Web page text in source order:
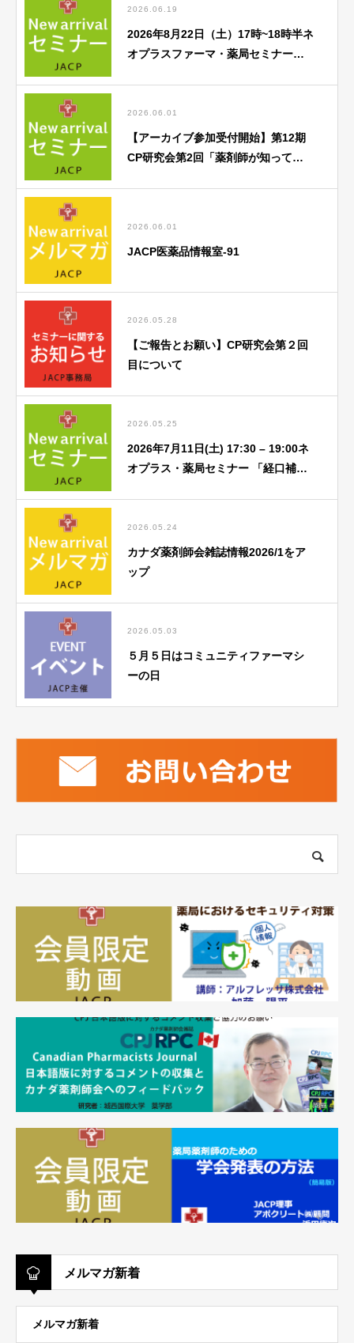
2026.06.19
2026年8月22日（土）17時~18時半ネ
オプラスファーマ・薬局セミナー
2026.06.01
【アーカイブ参加受付開始】第12期
CP研究会第2回「薬剤師が知ってお
2026.06.01
JACP医薬品情報室-91
2026.05.28
【ご報告とお願い】CP研究会第２回
目について
2026.05.25
2026年7月11日(土) 17:30 – 19:00ネ
オプラス・薬局セミナー 「経口補水
2026.05.24
カナダ薬剤師会雑誌情報2026/1をア
ップ
2026.05.03
５月５日はコミュニティファーマシ
ーの日
メルマガ新着
メルマガ新着